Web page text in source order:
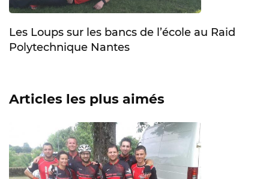
Les Loups sur les bancs de l’école au Raid
Polytechnique Nantes
Articles les plus aimés